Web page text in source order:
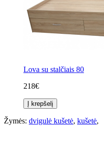
Lova su stalčiais 80
218€
Į krepšelį
Žymės: dvigulė kušetė, kušetė,